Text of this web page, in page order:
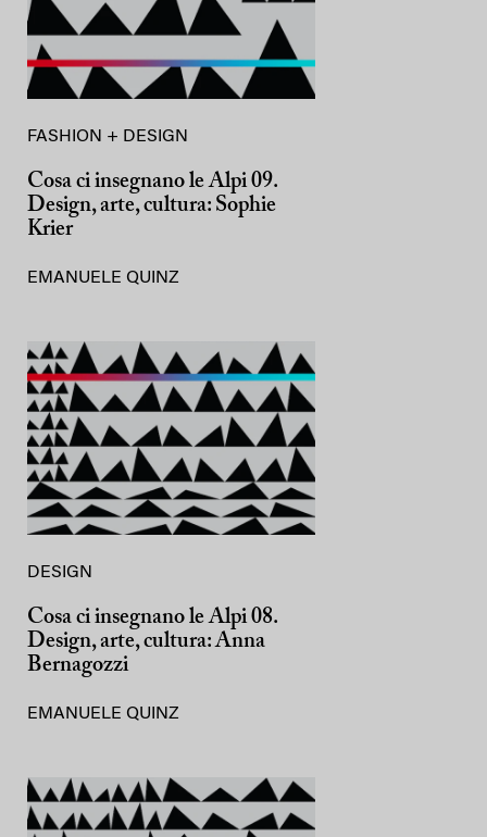
FASHION + DESIGN
Cosa ci insegnano le Alpi 09.
Design, arte, cultura: Sophie
Krier
EMANUELE QUINZ
DESIGN
Cosa ci insegnano le Alpi 08.
Design, arte, cultura: Anna
Bernagozzi
EMANUELE QUINZ